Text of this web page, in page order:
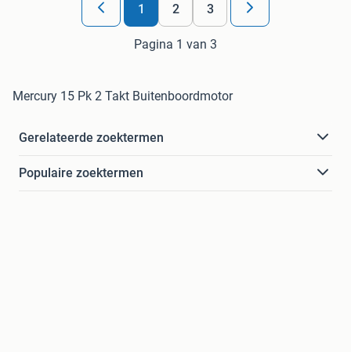
1 2 3
Pagina 1 van 3
Mercury 15 Pk 2 Takt Buitenboordmotor
Gerelateerde zoektermen
Populaire zoektermen